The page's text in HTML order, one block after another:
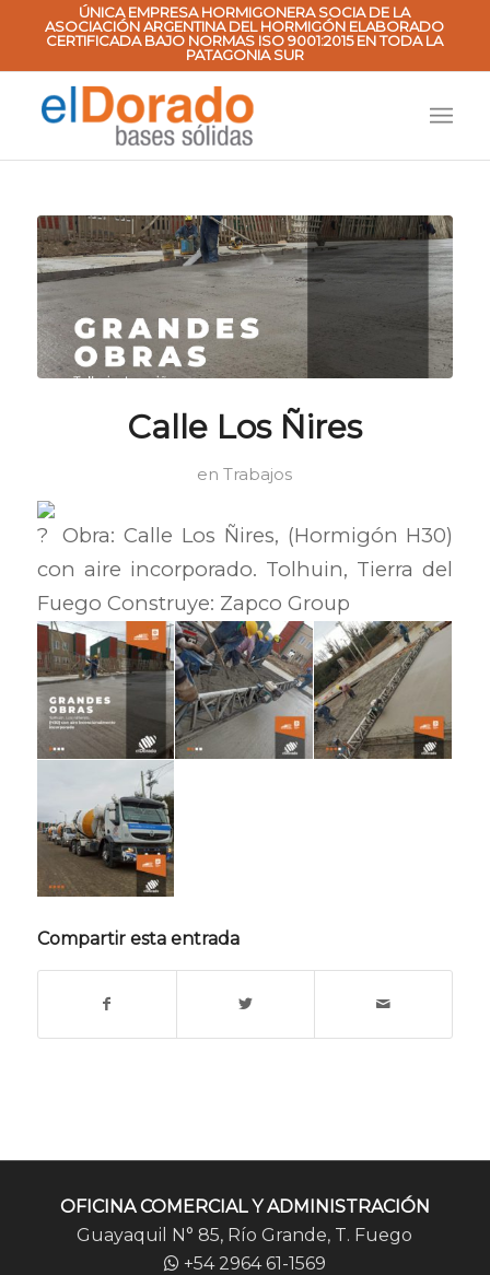
ÚNICA EMPRESA HORMIGONERA SOCIA DE LA
ASOCIACIÓN ARGENTINA DEL HORMIGÓN ELABORADO
CERTIFICADA BAJO NORMAS ISO 9001:2015 EN TODA LA
PATAGONIA SUR
Calle Los Ñires
enTrabajos
Obra: Calle Los Ñires, (Hormigón H30)
con aire incorporado. Tolhuin, Tierra del
Fuego Construye: Zapco Group
Compartir esta entrada
OFICINA COMERCIAL Y ADMINISTRACIÓN
Guayaquil N° 85, Río Grande, T. Fuego
+54 2964 61-1569